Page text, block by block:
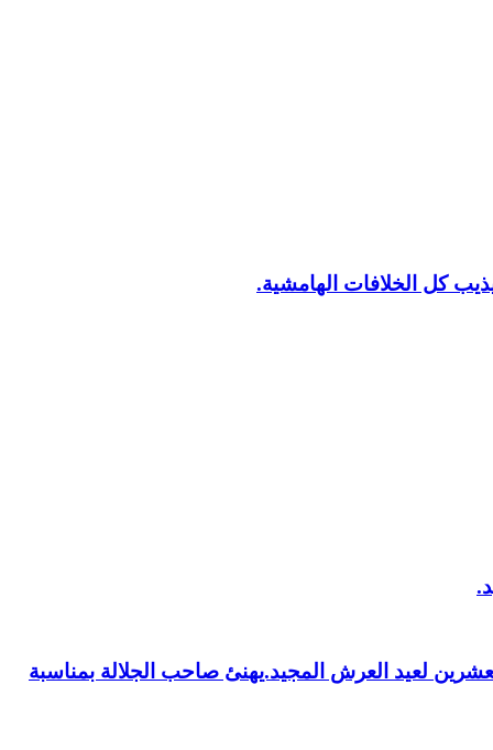
كل الخلافات الهامشية.
لعيد العرش المجيد.يهنئ صاحب الجلالة بمناسبة